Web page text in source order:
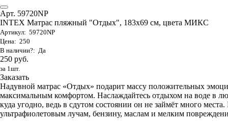
Арт. 59720NP
INTEX Матрас пляжный "Отдых", 183х69 см, цвета МИКС
Артикул: 59720NP
Цена: 250
В наличии?: Да
250 руб.
за 1шт.
Заказать
Надувной матрас «Отдых» подарит массу положительных
максимальным комфортом. Наслаждайтесь отдыхом на воде в
куда угодно, ведь в сдутом состоянии он не займёт много
ультрафиолетовым лучам, бензину, маслам и мелким